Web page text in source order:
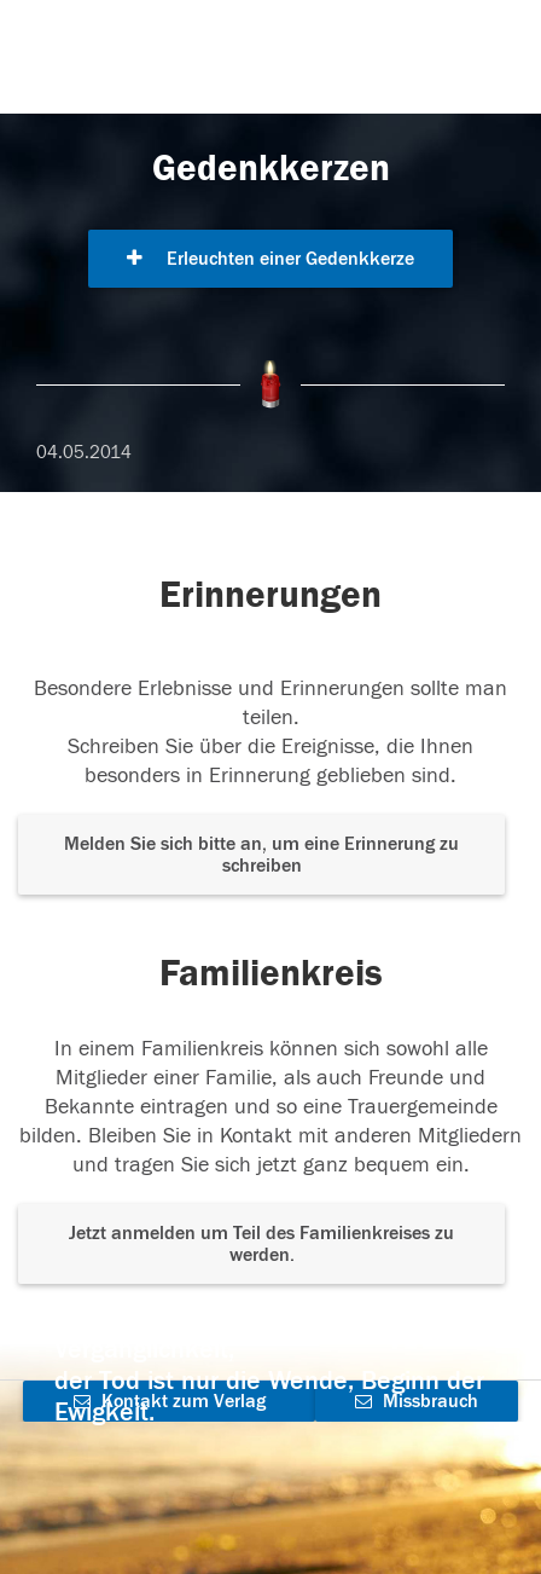
Gedenkkerzen
Erleuchten einer Gedenkkerze
04.05.2014
Erinnerungen
Besondere Erlebnisse und Erinnerungen sollte man
teilen.
Schreiben Sie über die Ereignisse, die Ihnen
besonders in Erinnerung geblieben sind.
Melden Sie sich bitte an, um eine Erinnerung zu
schreiben
Familienkreis
In einem Familienkreis können sich sowohl alle
Mitglieder einer Familie, als auch Freunde und
Bekannte eintragen und so eine Trauergemeinde
bilden. Bleiben Sie in Kontakt mit anderen Mitgliedern
und tragen Sie sich jetzt ganz bequem ein.
Jetzt anmelden um Teil des Familienkreises zu
werden.
der Tod ist nur die Wende, Beginn der
Ewigkeit.
Kontakt zum Verlag
aufnehmen
Missbrauch